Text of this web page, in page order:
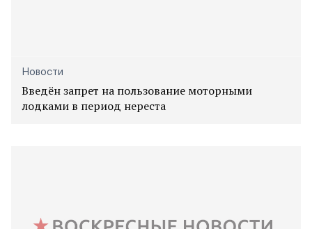
Новости
Введён запрет на пользование моторными
лодками в период нереста